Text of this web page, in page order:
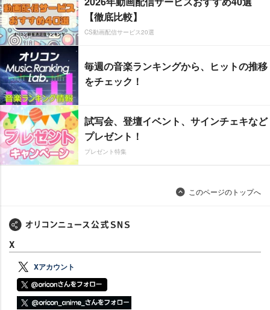
【徹底比較】
CS動画配信サービス20選
毎週の音楽ランキングから、ヒットの推移
をチェック！
試写会、登壇イベント、サインチェキなど
プレゼント！
プレゼント特集
このページのトップへ
X
Xアカウント